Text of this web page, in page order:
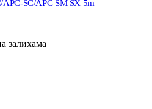
SC/APC SM SX 5m
залихама